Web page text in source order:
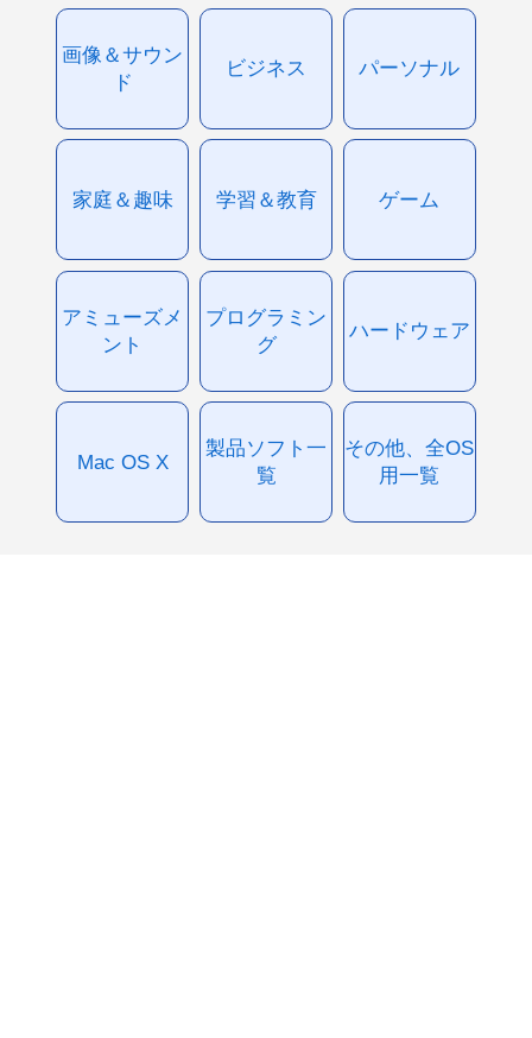
画像＆サウン
ド
ビジネス パーソナル
家庭＆趣味 学習＆教育 ゲーム
アミューズメ
ント
プログラミン
グ
ハードウェア
Mac OS X
製品ソフト一
覧
その他、全OS
用一覧